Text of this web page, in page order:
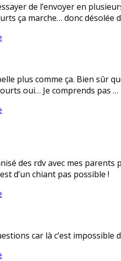
de l’envoyer en
ça marche… donc désolée
plus comme ça. Bien sûr
oui… Je comprends pas …
des rdv avec mes
d’un chiant pas possible !
car là c’est